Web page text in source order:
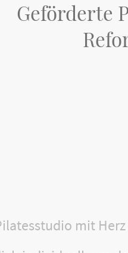
Geförderte
mit